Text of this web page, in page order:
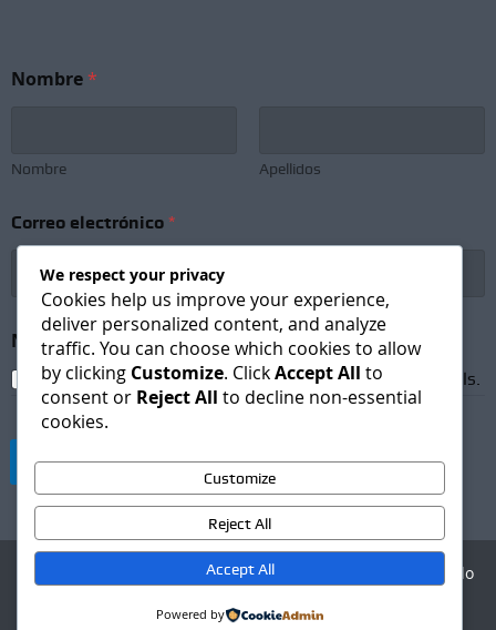
e
e
e
Nombre*
Nombre Apellidos
Correo electrónico *
Newsletter Subscription*
I agree to receive newsletters and promotional emails.
Suscribirse
Agencia Digital - Desarrollo
We respect your privacy
Cookies help us improve your experience,
deliver personalized content, and analyze
traffic. You can choose which cookies to allow
by clicking Customize. ClickAccept All to
consent or Reject All to decline non-essential
cookies.
Customize
Reject All
Accept All
Powered by